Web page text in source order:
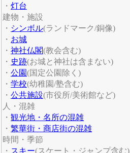
・ 灯台
建物・施設
・ シンボル(ランドマーク/銅像)
・ お城
・ 神社仏閣(教会含む)
・ 史跡(お城と神社は含まない)
・ 公園(国定公園除く)
・ 学校(幼稚園/塾含む)
・ 公共施設(市役所/美術館など)
人・混雑
・ 観光地・名所の混雑
・ 繁華街・商店街の混雑
時間・季節
・ スキー(スケート・ジャンプ含む)